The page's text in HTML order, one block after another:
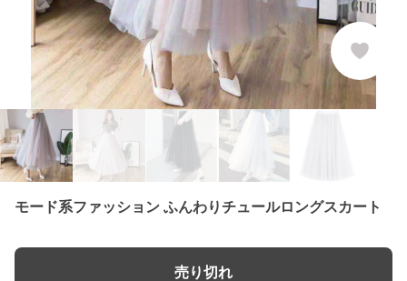
モード系ファッション ふんわりチュールロングスカート
売り切れ